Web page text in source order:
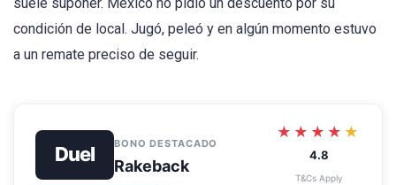
condición de local. Jugó, peleó y en algún momento estuvo
a un remate preciso de seguir.
Duel BONO DESTACADO
Rakeback
★★★★ ★
4.8
T&Cs Apply